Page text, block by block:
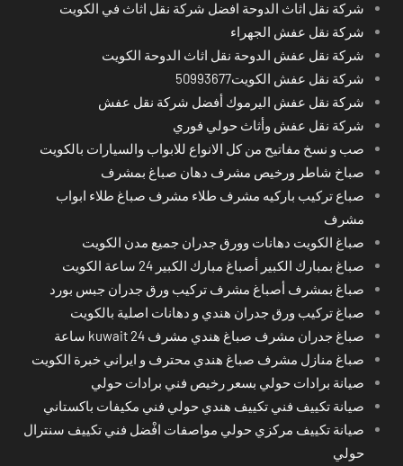
شركة نقل اثاث الدوحة افضل شركة نقل اثاث في الكويت
شركة نقل عفش الجهراء
شركة نقل عفش الدوحة نقل اثاث الدوحة الكويت
شركة نقل عفش الكويت50993677
شركة نقل عفش اليرموك أفضل شركة نقل عفش
شركة نقل عفش وأثاث حولي فوري
صب و نسخ مفاتيح من كل الانواع للابواب والسيارات بالكويت
صباخ شاطر ورخيص مشرف دهان صباغ بمشرف
صباع تركيب باركيه مشرف طلاء مشرف صباغ طلاء ابواب
مشرف
صباغ الكويت دهانات وورق جدران جميع مدن الكويت
صباغ بمبارك الكبير أصباغ مبارك الكبير 24 ساعة الكويت
صباغ بمشرف أصباغ مشرف تركيب ورق جدران جبس بورد
صباغ تركيب ورق جدران هندي و دهانات اصلية بالكويت
صباغ جدران مشرف صباغ هندي مشرف kuwait 24 ساعة
صباغ منازل مشرف صباغ هندي محترف و ايراني خبرة الكويت
صيانة برادات حولي بسعر رخيص فني برادات حولي
صيانة تكييف فني تكييف هندي حولي فني مكيفات باكستاني
صيانة تكييف مركزي حولي مواصفات افْضل فني تكييف سنترال
حولي